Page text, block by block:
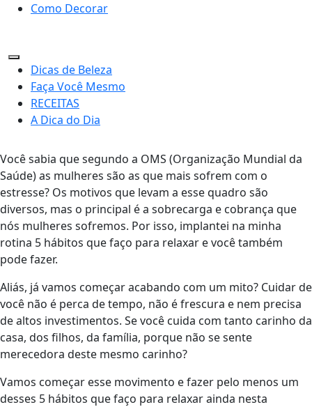
Como Decorar
Dicas de Beleza
Faça Você Mesmo
RECEITAS
A Dica do Dia
Você sabia que segundo a OMS (Organização Mundial da
Saúde) as mulheres são as que mais sofrem com o
estresse? Os motivos que levam a esse quadro são
diversos, mas o principal é a sobrecarga e cobrança que
nós mulheres sofremos. Por isso, implantei na minha
rotina 5 hábitos que faço para relaxar e você também
pode fazer.
Aliás, já vamos começar acabando com um mito? Cuidar de
você não é perca de tempo, não é frescura e nem precisa
de altos investimentos. Se você cuida com tanto carinho da
casa, dos filhos, da família, porque não se sente
merecedora deste mesmo carinho?
Vamos começar esse movimento e fazer pelo menos um
desses 5 hábitos que faço para relaxar ainda nesta